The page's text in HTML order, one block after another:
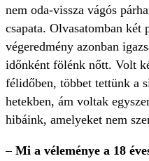
nem oda-vissza vágós
csapata. Olvasatomban két
végeredmény azonban
időnként fölénk nőtt. Volt
félidőben, többet tettünk a
hetekben, ám voltak
hibáink, amelyeket nem
– Mi a véleménye a 18